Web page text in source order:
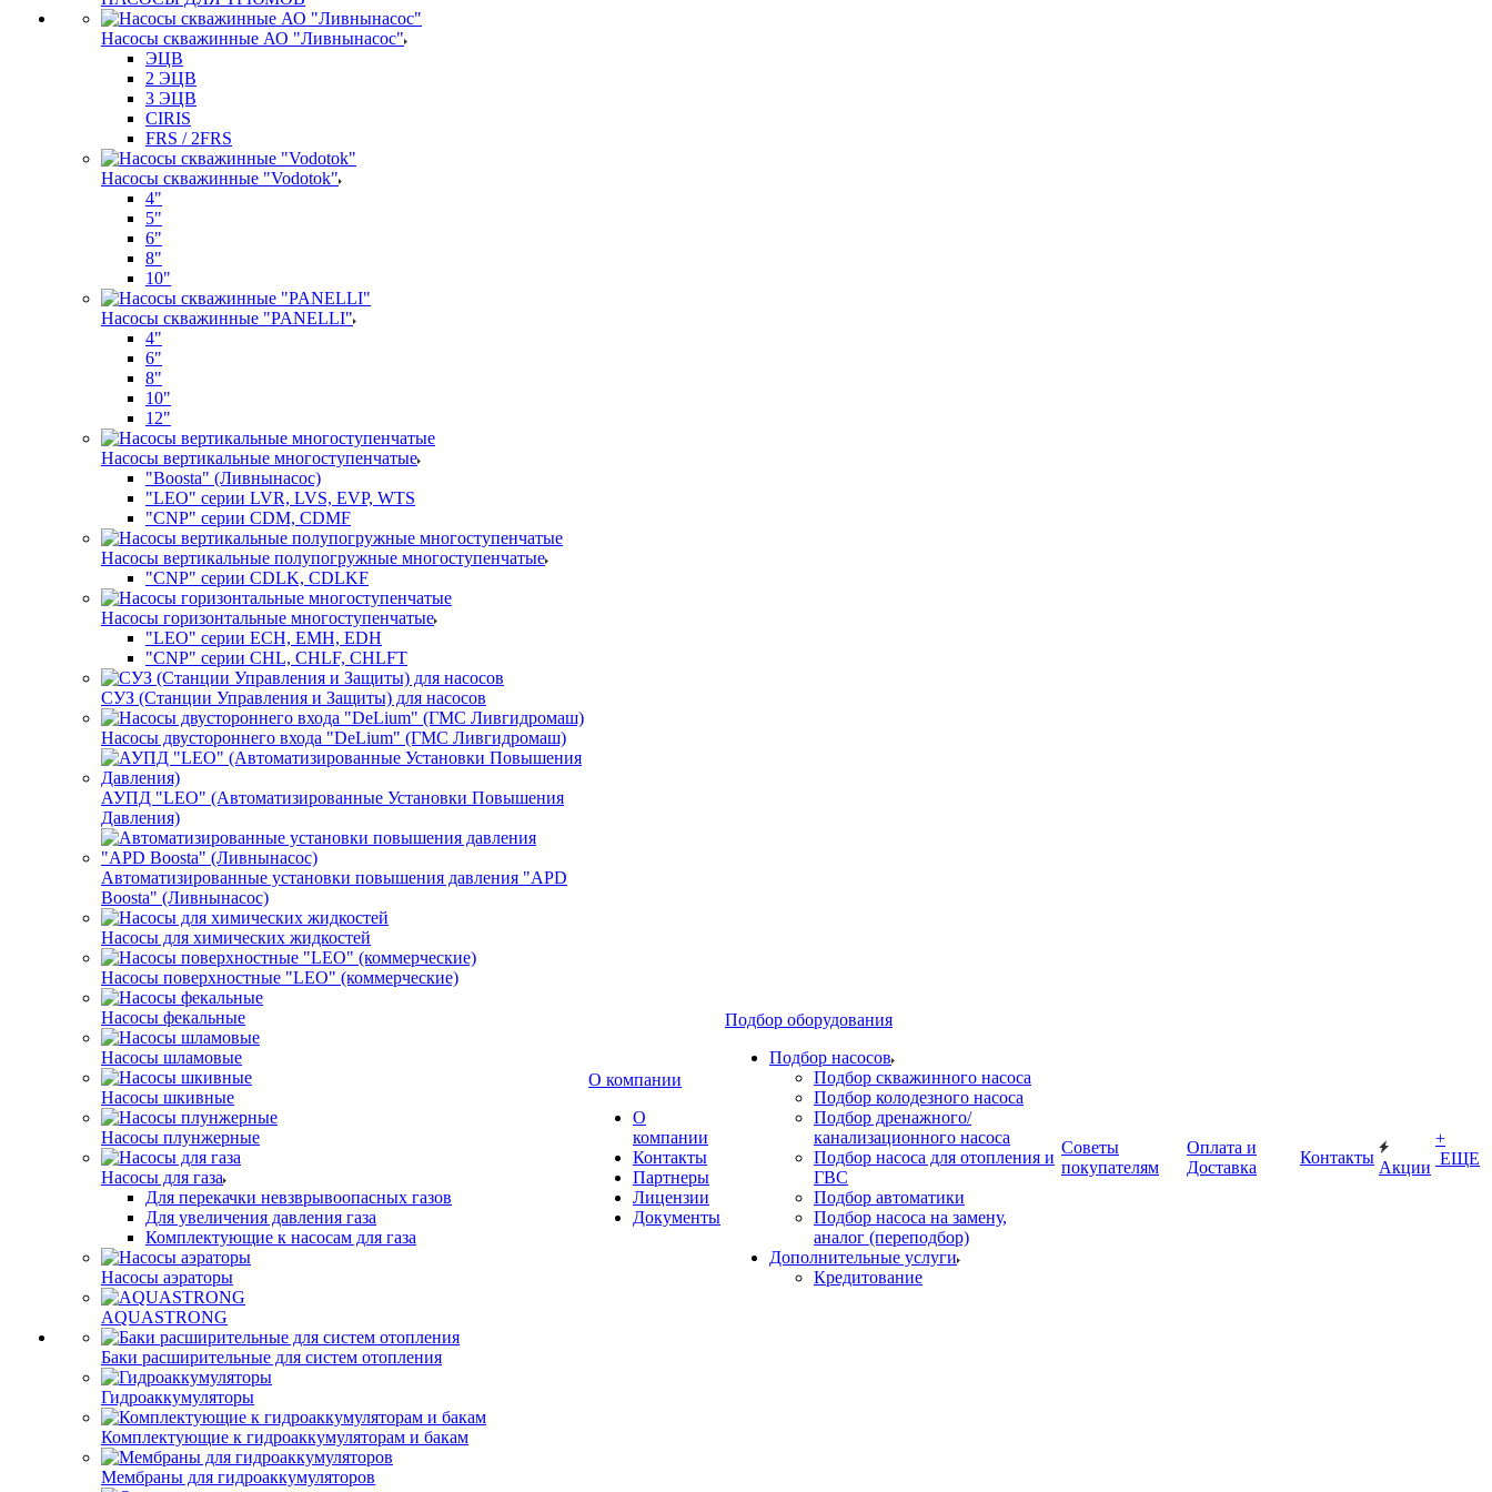
Насосы скважинные АО "Ливнынасос"
ЭЦВ
2 ЭЦВ
3 ЭЦВ
CIRIS
FRS / 2FRS
Насосы скважинные "Vodotok"
4"
5"
6"
8"
10"
Насосы скважинные "PANELLI"
4"
6"
8"
10"
12"
Насосы вертикальные многоступенчатые
"Boosta" (Ливнынасос)
"LEO" серии LVR, LVS, EVP, WTS
"CNP" серии CDM, CDMF
Насосы вертикальные полупогружные многоступенчатые
"CNP" серии CDLK, CDLKF
Насосы горизонтальные многоступенчатые
"LEO" серии ECH, EMH, EDH
"CNP" серии CHL, CHLF, CHLFT
СУЗ (Станции Управления и Защиты) для насосов
Насосы двустороннего входа "DeLium" (ГМС Ливгидромаш)
АУПД "LEO" (Автоматизированные Установки Повышения
Давления)
Автоматизированные установки повышения давления "APD
Boosta" (Ливнынасос)
Насосы для химических жидкостей
Насосы поверхностные "LEO" (коммерческие)
Насосы фекальные
Насосы шламовые
Насосы шкивные
Насосы плунжерные
Насосы для газа
Для перекачки невзврывоопасных газов
Для увеличения давления газа
Комплектующие к насосам для газа
Насосы аэраторы
AQUASTRONG
Баки расширительные для систем отопления
Гидроаккумуляторы
Комплектующие к гидроаккумуляторам и бакам
Мембраны для гидроаккумуляторов
О компании
О
компании
Контакты
Партнеры
Лицензии
Документы
Подбор оборудования
Подбор насосов
Подбор скважинного насоса
Подбор колодезного насоса
Подбор дренажного/
канализационного насоса
Подбор насоса для отопления и
ГВС
Подбор автоматики
Подбор насоса на замену,
аналог (переподбор)
Дополнительные услуги
Кредитование
Советы
покупателям
Оплата и
Доставка
Контакты
Акции
+
ЕЩЕ